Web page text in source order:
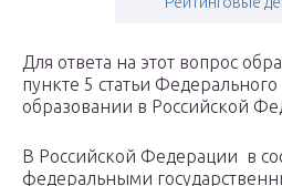
Для ответа на этот вопрос
пункте 5 статьи
образовании в Российской
В Российской Федерации в
федеральными